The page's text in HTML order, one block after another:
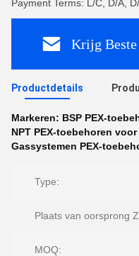
Payment Terms: L/C, D/A,
Krijg
Productdetails
Markeren: BSP PEX-
NPT PEX-toebehoren
Gassystemen PEX-
Type:
Plaats van oorsprong
MOQ: